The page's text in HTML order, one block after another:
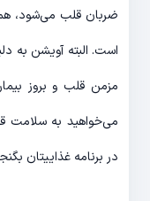
ضربان قلب می‌شود،
است. البته آویشن به
مزمن قلب و بروز
می‌خواهید به سلامت
در برنامه غذاییتان